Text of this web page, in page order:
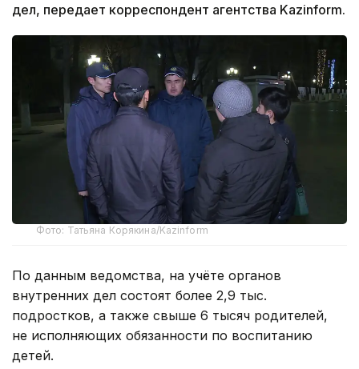
дел, передает корреспондент агентства Kazinform.
Фото: Татьяна Корякина/Kazinform
По данным ведомства, на учёте органов
внутренних дел состоят более 2,9 тыс.
подростков, а также свыше 6 тысяч родителей,
не исполняющих обязанности по воспитанию
детей.